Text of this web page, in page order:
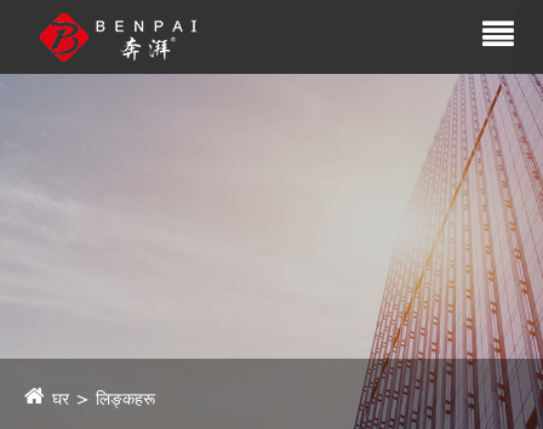
घर लिङ्कहरू